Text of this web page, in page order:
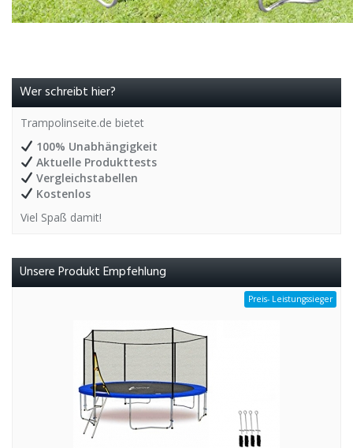
Wer schreibt hier?
Trampolinseite.de bietet
100% Unabhängigkeit
Aktuelle Produkttests
Vergleichstabellen
Kostenlos
Viel Spaß damit!
Unsere Produkt Empfehlung
Preis- Leistungssieger